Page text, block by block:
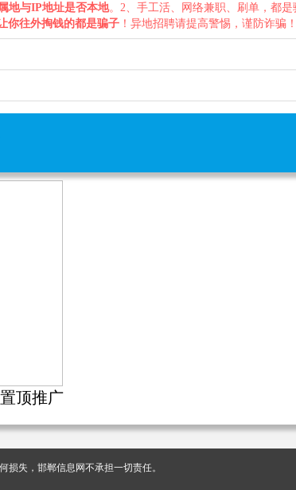
地与IP地址是否本地。2、手工活、网络兼职、刷单，都是
你往外掏钱的都是骗子 ！异地招聘请提高警惕，谨防诈骗！
顶推广
失，邯郸信息网不承担一切责任。